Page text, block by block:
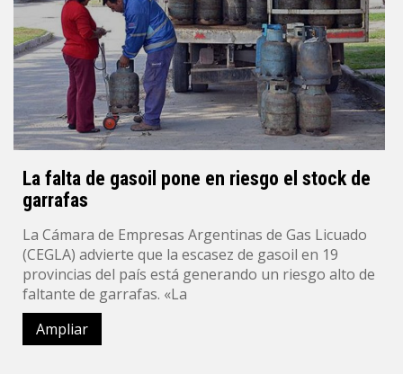
La falta de gasoil pone en riesgo el stock de
garrafas
La Cámara de Empresas Argentinas de Gas Licuado
(CEGLA) advierte que la escasez de gasoil en 19
provincias del país está generando un riesgo alto de
faltante de garrafas. «La
Ampliar